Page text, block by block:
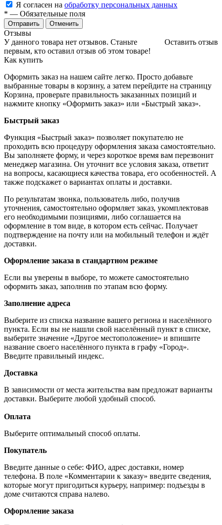
Я согласен на обработку персональных данных
* — Обязательные поля
Отменить
Отзывы
Оставить отзыв
У данного товара нет отзывов. Станьте
первым, кто оставил отзыв об этом товаре!
Как купить
Оформить заказ на нашем сайте легко. Просто добавьте
выбранные товары в корзину, а затем перейдите на страницу
Корзина, проверьте правильность заказанных позиций и
нажмите кнопку «Оформить заказ» или «Быстрый заказ».
Быстрый заказ
Функция «Быстрый заказ» позволяет покупателю не
проходить всю процедуру оформления заказа самостоятельно.
Вы заполняете форму, и через короткое время вам перезвонит
менеджер магазина. Он уточнит все условия заказа, ответит
на вопросы, касающиеся качества товара, его особенностей. А
также подскажет о вариантах оплаты и доставки.
По результатам звонка, пользователь либо, получив
уточнения, самостоятельно оформляет заказ, укомплектовав
его необходимыми позициями, либо соглашается на
оформление в том виде, в котором есть сейчас. Получает
подтверждение на почту или на мобильный телефон и ждёт
доставки.
Оформление заказа в стандартном режиме
Если вы уверены в выборе, то можете самостоятельно
оформить заказ, заполнив по этапам всю форму.
Заполнение адреса
Выберите из списка название вашего региона и населённого
пункта. Если вы не нашли свой населённый пункт в списке,
выберите значение «Другое местоположение» и впишите
название своего населённого пункта в графу «Город».
Введите правильный индекс.
Доставка
В зависимости от места жительства вам предложат варианты
доставки. Выберите любой удобный способ.
Оплата
Выберите оптимальный способ оплаты.
Покупатель
Введите данные о себе: ФИО, адрес доставки, номер
телефона. В поле «Комментарии к заказу» введите сведения,
которые могут пригодиться курьеру, например: подъезды в
доме считаются справа налево.
Оформление заказа